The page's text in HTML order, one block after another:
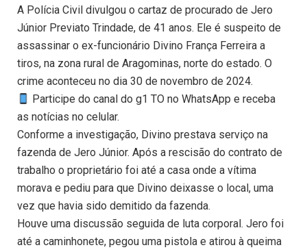
A Polícia Civil divulgou o cartaz de procurado de Jero
Júnior Previato Trindade, de 41 anos. Ele é suspeito de
assassinar o ex-funcionário Divino França Ferreira a
tiros, na zona rural de Aragominas, norte do estado. O
crime aconteceu no dia 30 de novembro de 2024.
Participe do canal do g1 TO no WhatsApp e receba
as notícias no celular.
Conforme a investigação, Divino prestava serviço na
fazenda de Jero Júnior. Após a rescisão do contrato de
trabalho o proprietário foi até a casa onde a vítima
morava e pediu para que Divino deixasse o local, uma
vez que havia sido demitido da fazenda.
Houve uma discussão seguida de luta corporal. Jero foi
até a caminhonete, pegou uma pistola e atirou à queima